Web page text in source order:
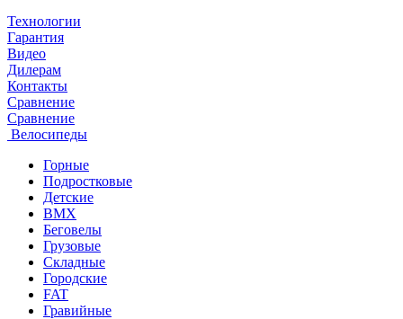
Технологии
Гарантия
Видео
Дилерам
Контакты
Сравнение
Сравнение
Велосипеды
Горные
Подростковые
Детские
BMX
Беговелы
Грузовые
Складные
Городские
FAT
Гравийные